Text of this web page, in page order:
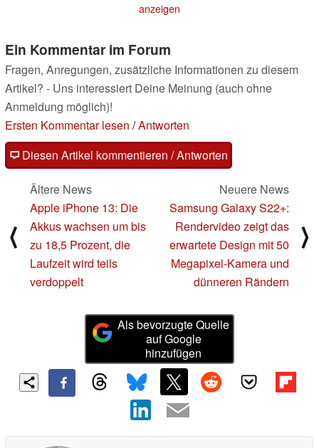
anzeigen
Ein Kommentar im Forum
Fragen, Anregungen, zusätzliche Informationen zu diesem
Artikel? - Uns interessiert Deine Meinung (auch ohne
Anmeldung möglich)!
Ersten Kommentar lesen /Antworten
Diesen Artikel kommentieren / Antworten
⟨
Ältere News
Apple iPhone 13: Die
Akkus wachsen um bis
zu 18,5 Prozent, die
Laufzeit wird teils
verdoppelt
Neuere News
Samsung Galaxy S22+:
Rendervideo zeigt das
erwartete Design mit 50
Megapixel-Kamera und
dünneren Rändern
⟩
Als bevorzugte Quelle
auf Google
hinzufügen